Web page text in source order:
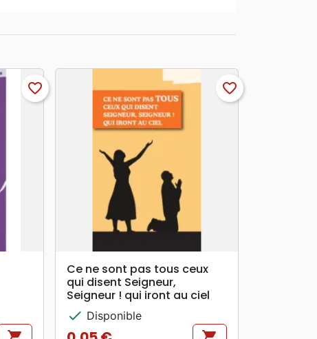
favorite_border
search APERÇU RAPIDE
favorite_border
Ce ne sont pas tous ceux
qui disent Seigneur,
Seigneur ! qui iront au ciel
check Disponible